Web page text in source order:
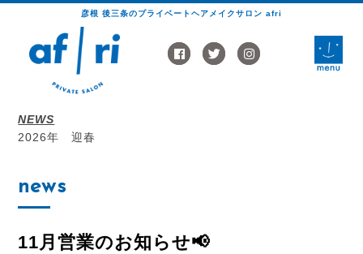
彦根 後三条のプライベートヘアメイクサロン afri
NEWS
2026年 迎春
toggle
news
11月営業のお知らせ📢